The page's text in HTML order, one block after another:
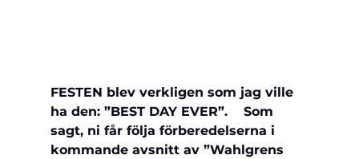
FESTEN blev verkligen som jag ville
ha den: ”BEST DAY EVER”.    Som
sagt, ni får följa förberedelserna i
kommande avsnitt av ”Wahlgrens